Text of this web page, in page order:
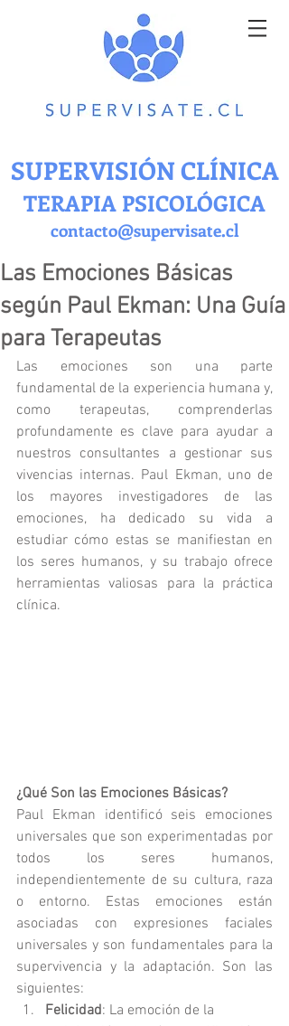
SUPERVISIÓN CLÍNICA
TERAPIA PSICOLÓGICA
contacto@supervisate.cl
Las Emociones Básicas
según Paul Ekman: Una Guía
para Terapeutas
Las emociones son una parte
fundamental de la experiencia humana y,
como terapeutas, comprenderlas
profundamente es clave para ayudar a
nuestros consultantes a gestionar sus
vivencias internas. Paul Ekman, uno de
los mayores investigadores de las
emociones, ha dedicado su vida a
estudiar cómo estas se manifiestan en
los seres humanos, y su trabajo ofrece
herramientas valiosas para la práctica
clínica.
¿Qué Son las Emociones Básicas?
Paul Ekman identificó seis emociones
universales que son experimentadas por
todos los seres humanos,
independientemente de su cultura, raza
o entorno. Estas emociones están
asociadas con expresiones faciales
universales y son fundamentales para la
supervivencia y la adaptación. Son las
siguientes:
Felicidad: La emoción de la